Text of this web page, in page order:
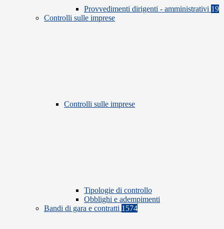
Provvedimenti dirigenti - amministrativi 19
Controlli sulle imprese
Controlli sulle imprese
Tipologie di controllo
Obblighi e adempimenti
Bandi di gara e contratti 1574